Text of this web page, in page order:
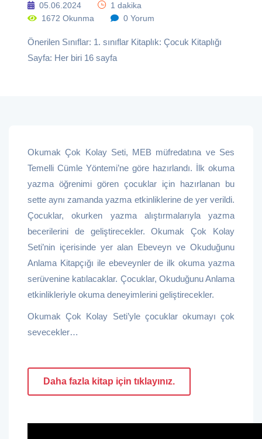
05.06.2024
1 dakika
1672 Okunma
0 Yorum
Önerilen Sınıflar: 1. sınıflar Kitaplık: Çocuk Kitaplığı
Sayfa: Her biri 16 sayfa
Okumak Çok Kolay Seti, MEB müfredatına ve Ses
Temelli Cümle Yöntemi’ne göre hazırlandı. İlk okuma
yazma öğrenimi gören çocuklar için hazırlanan bu
sette aynı zamanda yazma etkinliklerine de yer verildi.
Çocuklar, okurken yazma alıştırmalarıyla yazma
becerilerini de geliştirecekler. Okumak Çok Kolay
Seti’nin içerisinde yer alan Ebeveyn ve Okuduğunu
Anlama Kitapçığı ile ebeveynler de ilk okuma yazma
serüvenine katılacaklar. Çocuklar, Okuduğunu Anlama
etkinlikleriyle okuma deneyimlerini geliştirecekler.
Okumak Çok Kolay Seti’yle çocuklar okumayı çok
sevecekler…
Daha fazla kitap için tıklayınız.